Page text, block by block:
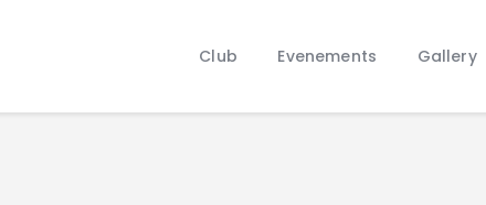
Club Evenements Gallery